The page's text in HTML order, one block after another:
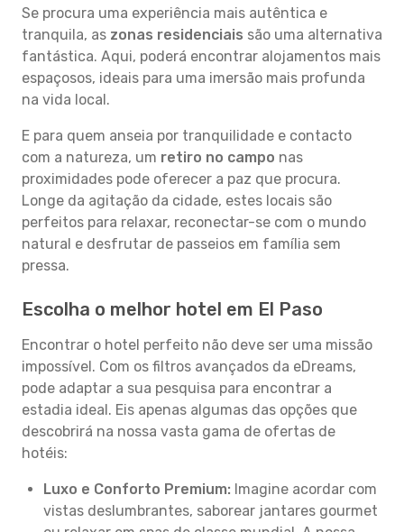
Se procura uma experiência mais autêntica e
tranquila, as zonas residenciais são uma alternativa
fantástica. Aqui, poderá encontrar alojamentos mais
espaçosos, ideais para uma imersão mais profunda
na vida local.
E para quem anseia por tranquilidade e contacto
com a natureza, um retiro no campo nas
proximidades pode oferecer a paz que procura.
Longe da agitação da cidade, estes locais são
perfeitos para relaxar, reconectar-se com o mundo
natural e desfrutar de passeios em família sem
pressa.
Escolha o melhor hotel em El Paso
Encontrar o hotel perfeito não deve ser uma missão
impossível. Com os filtros avançados da eDreams,
pode adaptar a sua pesquisa para encontrar a
estadia ideal. Eis apenas algumas das opções que
descobrirá na nossa vasta gama de ofertas de
hotéis:
Luxo e Conforto Premium: Imagine acordar com
vistas deslumbrantes, saborear jantares gourmet